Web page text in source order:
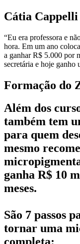
Cátia Cappelli
“Eu era professora e
hora. Em um ano
a ganhar R$ 5.000 por
secretária e hoje ganho
Formação do
Além dos
também tem
para quem
mesmo
ganha R$ 10
meses.
São 7 passos
tornar uma